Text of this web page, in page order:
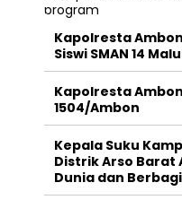
Kapolresta
Siswi SMAN 14
Kapolresta
1504/Ambon
Kepala Suku
Distrik Arso Barat
Dunia dan